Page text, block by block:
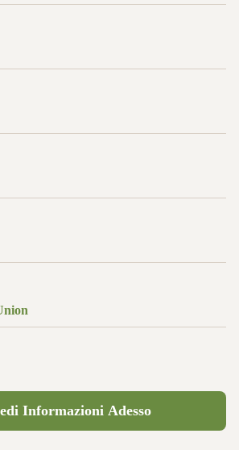
Informazioni Adesso